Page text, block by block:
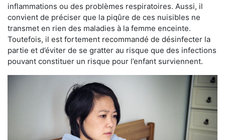
inflammations ou des problèmes respiratoires. Aussi, il
convient de préciser que la piqûre de ces nuisibles ne
transmet en rien des maladies à la femme enceinte.
Toutefois, il est fortement recommandé de désinfecter la
partie et d’éviter de se gratter au risque que des infections
pouvant constituer un risque pour l’enfant surviennent.